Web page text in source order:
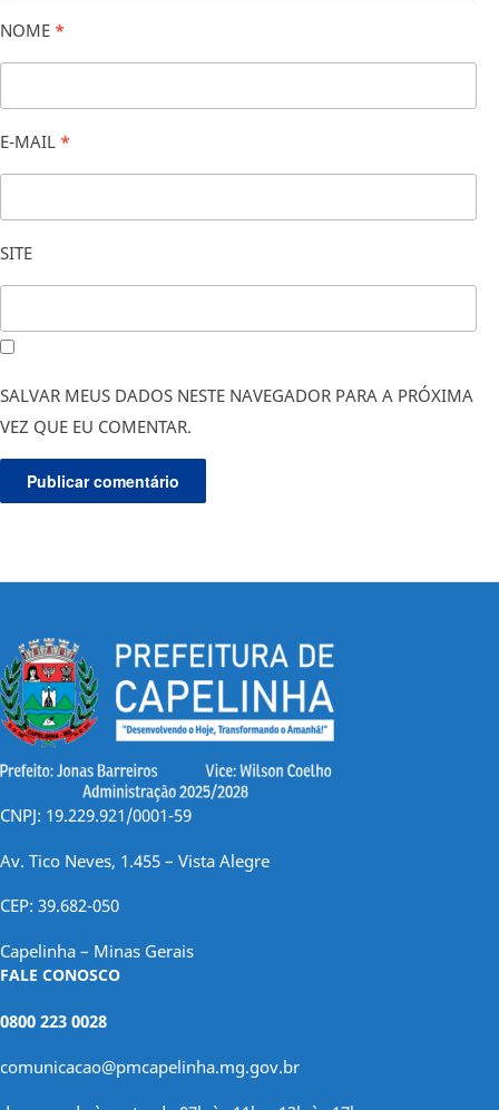
NOME *
E-MAIL *
SITE
SALVAR MEUS DADOS NESTE NAVEGADOR PARA A PRÓXIMA
VEZ QUE EU COMENTAR.
CNPJ: 19.229.921/0001-59
Av. Tico Neves, 1.455 – Vista Alegre
CEP: 39.682-050
Capelinha – Minas Gerais
FALE CONOSCO
0800 223 0028
comunicacao@pmcapelinha.mg.gov.br